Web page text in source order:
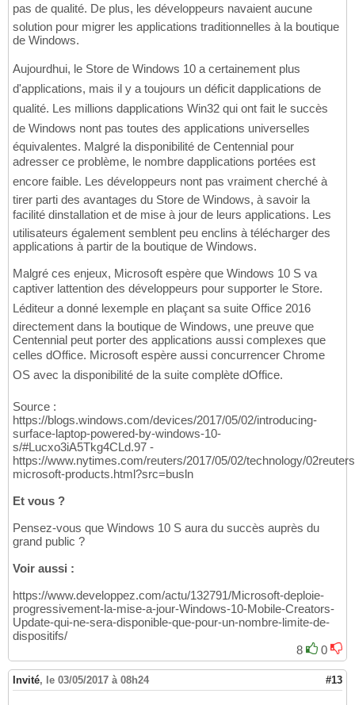
pas de qualité. De plus, les développeurs navaient aucune
solution pour migrer les applications traditionnelles à la boutique
de Windows.
Aujourdhui, le Store de Windows 10 a certainement plus
d'applications, mais il y a toujours un déficit dapplications de
qualité. Les millions dapplications Win32 qui ont fait le succès
de Windows nont pas toutes des applications universelles
équivalentes. Malgré la disponibilité de Centennial pour
adresser ce problème, le nombre dapplications portées est
encore faible. Les développeurs nont pas vraiment cherché à
tirer parti des avantages du Store de Windows, à savoir la
facilité dinstallation et de mise à jour de leurs applications. Les
utilisateurs également semblent peu enclins à télécharger des
applications à partir de la boutique de Windows.
Malgré ces enjeux, Microsoft espère que Windows 10 S va
captiver lattention des développeurs pour supporter le Store.
Léditeur a donné lexemple en plaçant sa suite Office 2016
directement dans la boutique de Windows, une preuve que
Centennial peut porter des applications aussi complexes que
celles dOffice. Microsoft espère aussi concurrencer Chrome
OS avec la disponibilité de la suite complète dOffice.
Source :
https://blogs.windows.com/devices/2017/05/02/introducing-
surface-laptop-powered-by-windows-10-
s/#Lucxo3iA5Tkg4CLd.97 -
https://www.nytimes.com/reuters/2017/05/02/technology/
microsoft-products.html?src=busln
Et vous ?
Pensez-vous que Windows 10 S aura du succès auprès du
grand public ?
Voir aussi :
https://www.developpez.com/actu/132791/Microsoft-deploie-
progressivement-la-mise-a-jour-Windows-10-Mobile-Creators-
Update-qui-ne-sera-disponible-que-pour-un-nombre-limite-de-
dispositifs/
8
0
Invité, le 03/05/2017 à 08h24 #13